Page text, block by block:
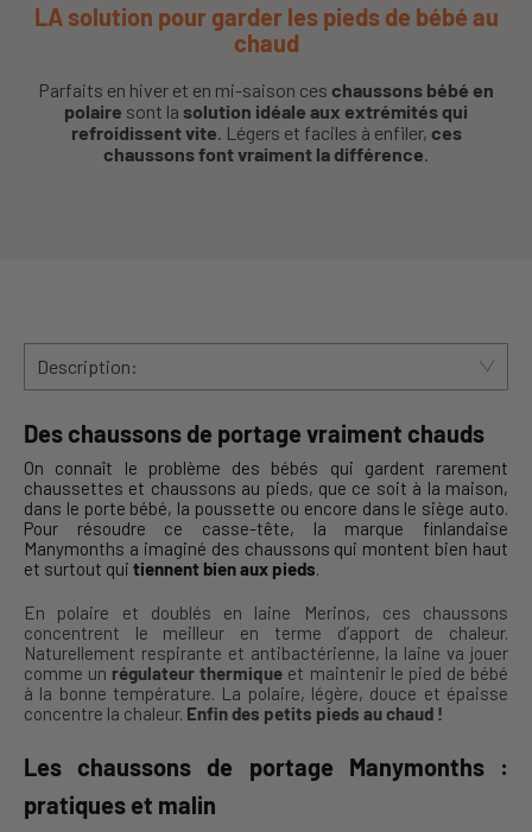
LA solution pour garder les pieds de bébé au
chaud
Parfaits en hiver et en mi-saison ces chaussons bébé en
polaire sont la solution idéale aux extrémités qui
refroidissent vite . Légers et faciles à enfiler, ces
chaussons font vraiment la différence
Description:
Des chaussons de portage vraiment chauds
On connaît le problème des bébés qui gardent rarement
chaussettes et chaussons au pieds, que ce soit à la maison,
dans le porte bébé, la poussette ou encore dans le siège auto.
Pour résoudre ce casse-tête, la marque finlandaise
Manymonths a imaginé des chaussons qui montent bien haut
et surtout qui tiennent bien aux pieds.
En polaire et doublés en laine Merinos, ces chaussons
concentrent le meilleur en terme d’apport de chaleur.
Naturellement respirante et antibactérienne, la laine va jouer
comme un régulateur thermique et maintenir le pied de bébé
à la bonne température. La polaire, légère, douce et épaisse
concentre la chaleur. Enfin des petits pieds au chaud !
Les chaussons de portage Manymonths :
pratiques et malin